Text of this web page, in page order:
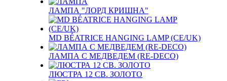
ЛАМПА "ЛОРД КРИШНА"
MD BÉATRICE HANGING LAMP (CE/UK)
ЛАМПА С МЕДВЕДЕМ (RE-DECO)
ЛЮСТРА 12 СВ. ЗОЛОТО